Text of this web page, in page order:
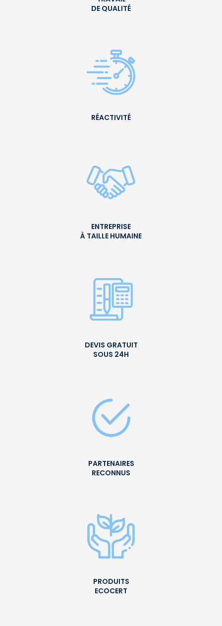
DE QUALITÉ
RÉACTIVITÉ
ENTREPRISE
À TAILLE HUMAINE
DEVIS GRATUIT
SOUS 24H
PARTENAIRES
RECONNUS
PRODUITS
ECOCERT